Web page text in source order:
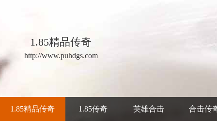
1.85精品传奇
http://www.puhdgs.com
1.85精品传奇 1.85传奇 英雄合击 合击传